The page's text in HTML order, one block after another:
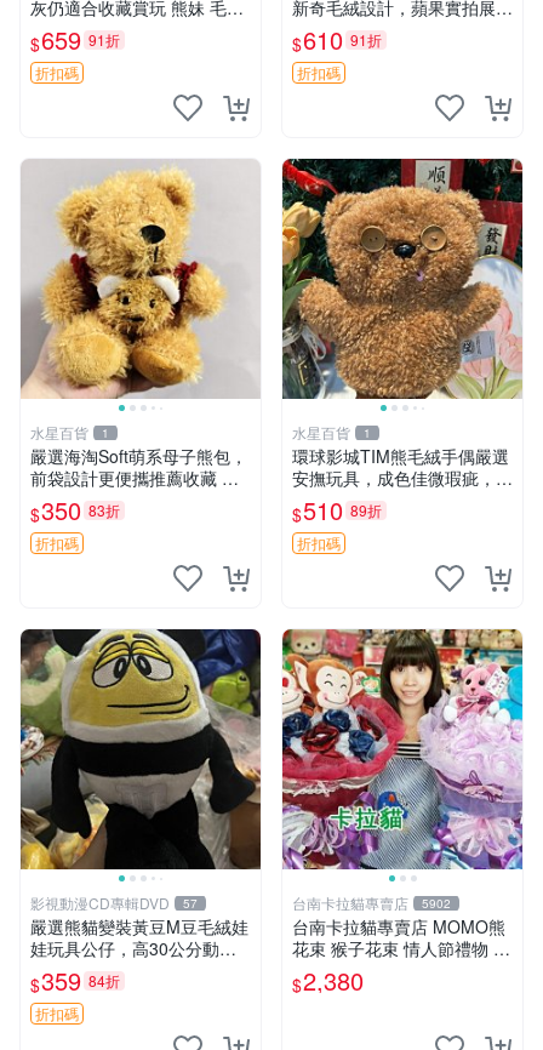
灰仍適合收藏賞玩 熊妹 毛絨
玩具 浮雕熊
$659 91折
折扣碼
新奇毛絨設計，蘋果實拍展
示，成色極佳 晚安香薰 馮娃
娃 毛絨玩偶
$610 91折
折扣碼
水星百貨 1
嚴選海淘Soft萌系母子熊包，
前袋設計更便攜推薦收藏 母
子熊 軟綿綿 包包
$350 83折
折扣碼
水星百貨 1
環球影城TIM熊毛絨手偶嚴選
安撫玩具，成色佳微瑕疵，贈
小禮物超值優惠 TIM熊 毛絨
手偶 安撫 toy 嚴選
$510 89折
折扣碼
影視動漫CD專輯DVD 57
嚴選熊貓變裝黃豆M豆毛絨娃
娃玩具公仔，高30公分動漫
周邊 熊貓 變裝 公仔
$359 84折
折扣碼
台南卡拉貓專賣店 5902
台南卡拉貓專賣店 MOMO熊
花束 猴子花束 情人節禮物 二
選一 可繡字 可今天寄明天到
$2,380